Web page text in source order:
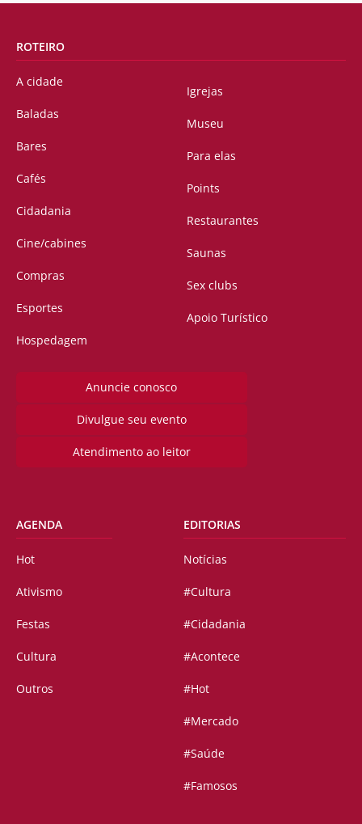
ROTEIRO
A cidade
Baladas
Bares
Cafés
Cidadania
Cine/cabines
Compras
Esportes
Hospedagem
Igrejas
Museu
Para elas
Points
Restaurantes
Saunas
Sex clubs
Apoio Turístico
Anuncie conosco
Divulgue seu evento
Atendimento ao leitor
AGENDA
Hot
Ativismo
Festas
Cultura
Outros
EDITORIAS
Notícias
#Cultura
#Cidadania
#Acontece
#Hot
#Mercado
#Saúde
#Famosos